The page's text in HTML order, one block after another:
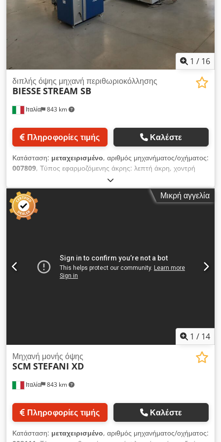
1 / 16
Ιταλία 843 km
διπλής όψης μηχανή περιθωριοκόλλησης
BIESSE STREAM SB
Πληροφορίες τιμής Καλέστε
Κατάσταση: μεταχειρισμένο, αριθμός μηχανήματος/οχήματος:
007809, Τύπος εφαρμοζόμενης άκρης: λεπτή άκρη, χοντρή
άκρη, μασίφ ξύλο Σύστημα κόλλας: EVA, PUR Μηχανή
συγκόλλησης άκρων: Μηχανή 1 Μέγ. πλάτος πάνελ: 1200 mm
Μέγ. ταχύτητα προώθησης: 40 m/min Dkjdpfxoyhbn De Ah
Tjr Μονάδες εργασίας, δεξιά πλευρά: 8 αριθ. Μονάδες
εργασίας, αριστερή πλευρά: 8 αριθ.
Μικρή αγγελία
1 / 14
Ιταλία 843 km
Μηχανή μονής όψης
SCM STEFANI XD
Πληροφορίες τιμής Καλέστε
Κατάσταση: μεταχειρισμένο, αριθμός μηχανήματος/οχήματος: